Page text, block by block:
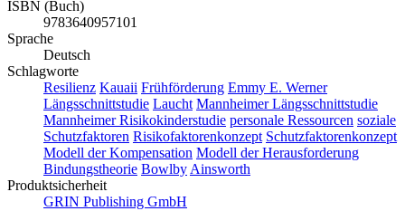
ISBN (Buch)
9783640957101
Sprache
Deutsch
Schlagworte
Resilienz Kauaii Frühförderung Emmy E. Werner
Längsschnittstudie Laucht Mannheimer Längsschnittstudie
Mannheimer Risikokinderstudie personale Ressourcen soziale
Schutzfaktoren Risikofaktorenkonzept Schutzfaktorenkonzept
Modell der Kompensation Modell der Herausforderung
Bindungstheorie Bowlby Ainsworth
Produktsicherheit
GRIN Publishing GmbH